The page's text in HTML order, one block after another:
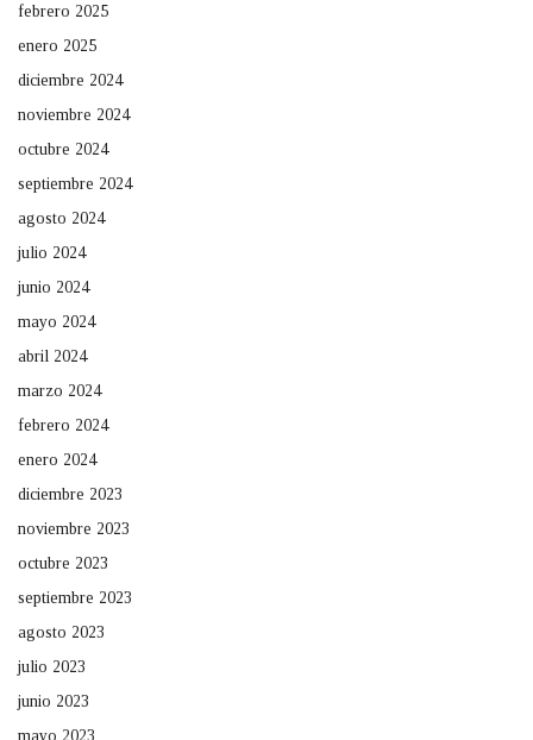
febrero 2025
enero 2025
diciembre 2024
noviembre 2024
octubre 2024
septiembre 2024
agosto 2024
julio 2024
junio 2024
mayo 2024
abril 2024
marzo 2024
febrero 2024
enero 2024
diciembre 2023
noviembre 2023
octubre 2023
septiembre 2023
agosto 2023
julio 2023
junio 2023
mayo 2023